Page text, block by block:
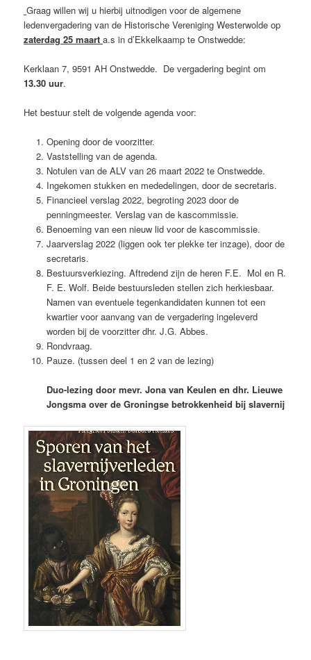
Graag willen wij u hierbij uitnodigen voor de algemene
ledenvergadering van de Historische Vereniging Westerwolde op
zaterdag 25 maarta.s in d’Ekkelkaamp te Onstwedde:
Kerklaan 7, 9591 AH Onstwedde. De vergadering begint om
13.30 uur.
Het bestuur stelt de volgende agenda voor:
Opening door de voorzitter.
Vaststelling van de agenda.
Notulen van de ALV van 26 maart 2022 te Onstwedde.
Ingekomen stukken en mededelingen, door de secretaris.
Financieel verslag 2022, begroting 2023 door de
penningmeester. Verslag van de kascommissie.
Benoeming van een nieuw lid voor de kascommissie.
Jaarverslag 2022 (liggen ook ter plekke ter inzage), door de
secretaris.
Bestuursverkiezing. Aftredend zijn de heren F.E. Mol en R.
F. E. Wolf. Beide bestuursleden stellen zich herkiesbaar.
Namen van eventuele tegenkandidaten kunnen tot een
kwartier voor aanvang van de vergadering ingeleverd
worden bij de voorzitter dhr. J.G. Abbes.
Rondvraag.
Pauze. (tussen deel 1 en 2 van de lezing)
Duo-lezing door mevr. Jona van Keulen en dhr. Lieuwe
Jongsma over de Groningse betrokkenheid bij slavernij